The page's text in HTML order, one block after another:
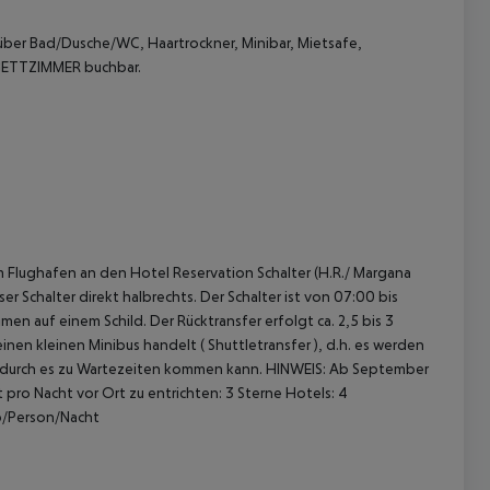
Bad/Dusche/WC, Haartrockner, Minibar, Mietsafe,
buchbar.
an den Hotel Reservation Schalter (H.R./ Margana
Schalter direkt halbrechts. Der Schalter ist von 07:00 bis
auf einem Schild. Der Rücktransfer erfolgt ca. 2,5 bis 3
kleinen Minibus handelt ( Shuttletransfer ), d.h. es werden
es zu Wartezeiten kommen kann. HINWEIS: Ab September
Nacht vor Ort zu entrichten: 3 Sterne Hotels: 4
Person/Nacht